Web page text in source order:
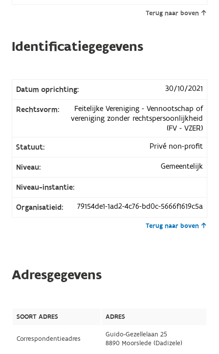
Terug naar boven
Identificatiegegevens
Datum oprichting: 30/10/2021
Rechtsvorm:
Feitelijke Vereniging - Vennootschap of
vereniging zonder rechtspersoonlijkheid
(FV - VZER)
Statuut:
Privé non-profit
Niveau: Gemeentelijk
Niveau-instantie:
Organisatieid: 79154de1-1ad2-4c76-bd0c-5666f1619c5a
Terug naar boven
Adresgegevens
SOORT ADRES ADRES
Correspondentieadres
Guido-Gezellelaan 25
8890 Moorslede (Dadizele)